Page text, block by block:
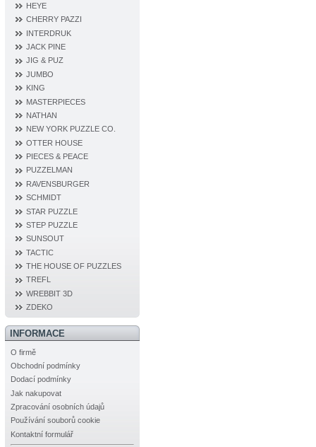
HEYE
CHERRY PAZZI
INTERDRUK
JACK PINE
JIG & PUZ
JUMBO
KING
MASTERPIECES
NATHAN
NEW YORK PUZZLE CO.
OTTER HOUSE
PIECES & PEACE
PUZZELMAN
RAVENSBURGER
SCHMIDT
STAR PUZZLE
STEP PUZZLE
SUNSOUT
TACTIC
THE HOUSE OF PUZZLES
TREFL
WREBBIT 3D
ZDEKO
INFORMACE
O firmě
Obchodní podmínky
Dodací podmínky
Jak nakupovat
Zpracování osobních údajů
Používání souborů cookie
Kontaktní formulář